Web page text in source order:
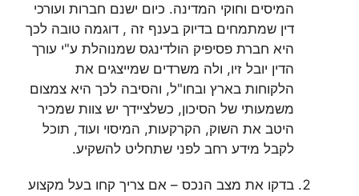
המיסים וחוקי המדינה. כיום ישנם חברות ועורכי
דין שמתמחים בדיוק בענף זה , דוגמה טובה לכך
היא חברת פסיפיק הולדינגס שמנוהלת ע"י עורך
הדין יובל זיו, ולה משרדים שמייצגים את
הלקוחות בארץ ובחו"ל, והסיבה לכך היא צמצום
משמעותי של הסיכון, כשלציידך יש צוות שמכיר
היטב את השוק, הקרקעות, המיסוי ועוד, תוכל
לקבל מידע רחב לפני שתחליט להשקיע.
בדקו את מצב הנכס – אם צריך קחו בעל מקצוע